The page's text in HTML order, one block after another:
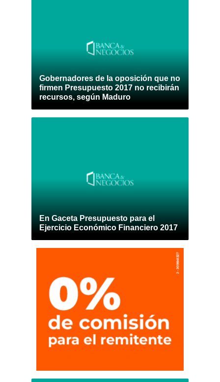
Gobernadores de la oposición que no
firmen Presupuesto 2017 no recibirán
recursos, según Maduro
En Gaceta Presupuesto para el
Ejercicio Económico Financiero 2017